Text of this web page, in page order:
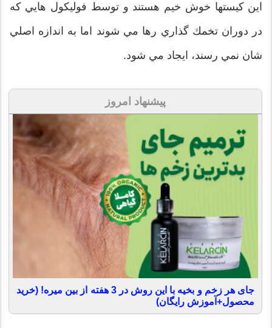
اين كيستها خوش خيم هستند و توسط فوليكول هايي كه
در دوران تخمك گذاري رها مي شوند اما به اندازه اصلي
شان نمي رسند، ايجاد مي شود.
پیشنهاد امروز
جای هر زخم و بخیه با این روش در 3 هفته از بین میره! (خرید
محصول+آموزش رایگان)